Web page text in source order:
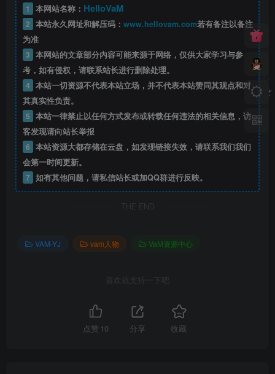
1 本网站名称： HelloVaM
2 本站永久网址和解压码： www.hellovam.com若有备注以备注
为准
3 本网站的文章部分内容可能来源于网络，仅供大家学习与参
考，如有侵权，请联系站长进行删除处理。
4 本站一切资源不代表本站立场，并不代表本站赞同其观点和对
其真实性负责。
5 本站一律禁止以任何方式发布或转载任何违法的相关信息，访
客发现请向站长举报
6 本站资源大都存储在云盘，如发现链接失效，请联系我们我们
会第一时间更新。
7 如有其他问题，请私信站长或加QQ群进行反映。
THE END
VAM-YJ vam人物 VaM资源中心
喜欢就支持一下吧
点赞 10 分享 收藏